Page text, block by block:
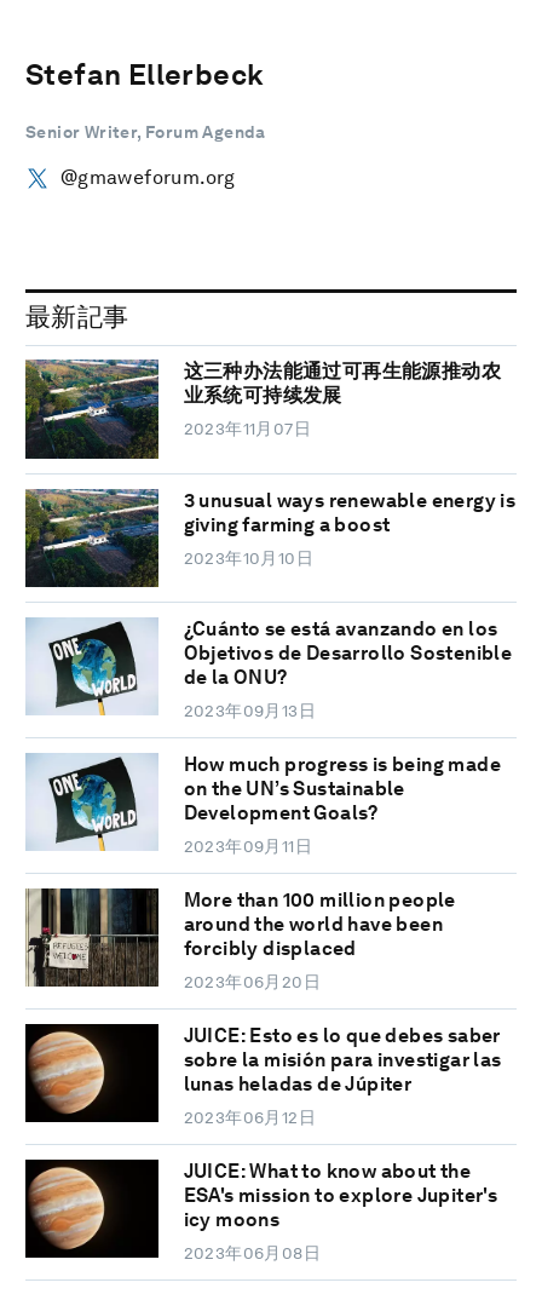
Stefan Ellerbeck
Senior Writer, Forum Agenda
@gmaweforum.org
最新記事
这三种办法能通过可再生能源推动农
业系统可持续发展
2023年11月07日
3 unusual ways renewable energy is
giving farming a boost
2023年10月10日
¿Cuánto se está avanzando en los
Objetivos de Desarrollo Sostenible
de la ONU?
2023年09月13日
How much progress is being made
on the UN’s Sustainable
Development Goals?
2023年09月11日
More than 100 million people
around the world have been
forcibly displaced
2023年06月20日
JUICE: Esto es lo que debes saber
sobre la misión para investigar las
lunas heladas de Júpiter
2023年06月12日
JUICE: What to know about the
ESA's mission to explore Jupiter's
icy moons
2023年06月08日